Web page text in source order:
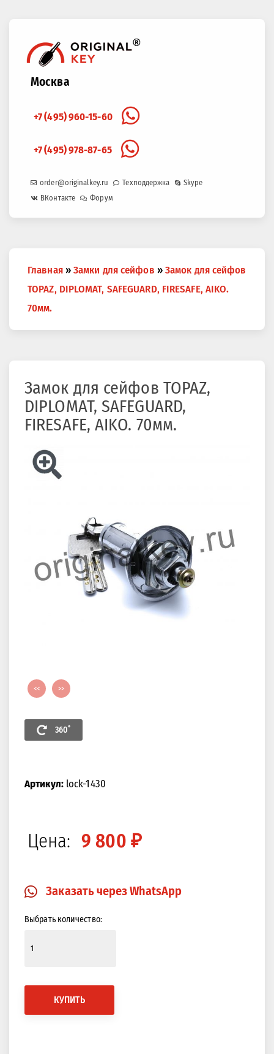
Москва
+7 (495) 960-15-60
+7 (495) 978-87-65
order@originalkey.ru Техподдержка
Skype
ВКонтакте
Форум
здесь
Главная » Замки для сейфов » Замок для сейфов
TOPAZ, DIPLOMAT, SAFEGUARD, FIRESAFE, AIKO.
70мм.
Замок для сейфов TOPAZ,
DIPLOMAT, SAFEGUARD,
FIRESAFE, AIKO. 70мм.
<< >>
Изображение в 360 градусов
360˚
Артикул:lock-1430
Цена: 9 800 ₽
Заказать через WhatsApp
Выбрать количество:
КУПИТЬ